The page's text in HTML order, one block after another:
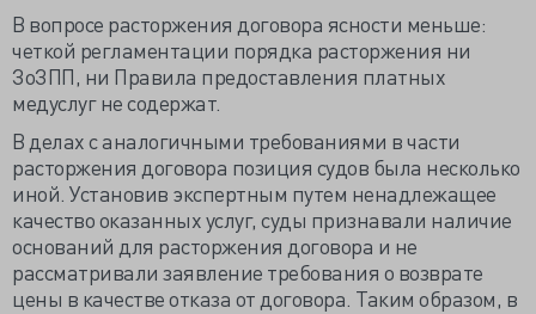
В вопросе расторжения договора ясности меньше:
четкой регламентации порядка расторжения ни
ЗоЗПП, ни Правила предоставления платных
медуслуг не содержат.
В делах с аналогичными требованиями в части
расторжения договора позиция судов была несколько
иной. Установив экспертным путем ненадлежащее
качество оказанных услуг, суды признавали наличие
оснований для расторжения договора и не
рассматривали заявление требования о возврате
цены в качестве отказа от договора. Таким образом, в